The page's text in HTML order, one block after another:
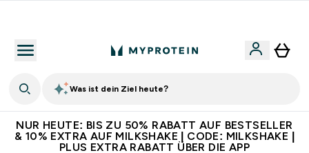
Was ist dein Ziel heute?
NUR HEUTE: BIS ZU 50% RABATT AUF BESTSELLER
& 10% EXTRA AUF MILKSHAKE | CODE: MILKSHAKE |
PLUS EXTRA RABATT ÜBER DIE APP